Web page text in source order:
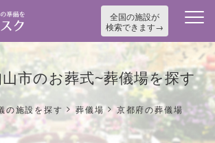
全国の施設が
検索できます
市のお葬式~葬儀場を探す
の施設を探す >葬儀場>京都府の葬儀場